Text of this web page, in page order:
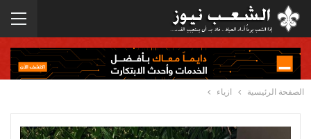
الصفحة الرئيسية ازياء